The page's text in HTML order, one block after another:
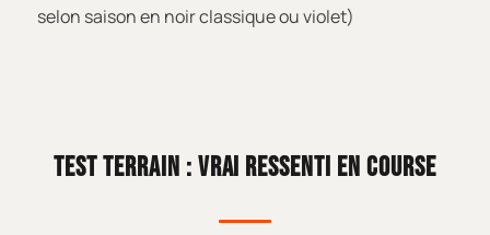
selon saison en noir classique ou violet)
TEST TERRAIN : VRAI RESSENTI EN COURSE